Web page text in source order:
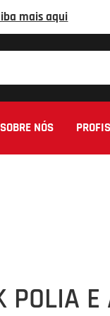
mais aqui
SOBRE NÓS
POLIA E